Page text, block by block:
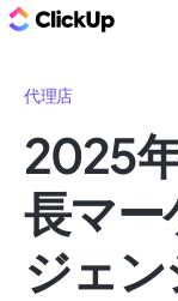
代理店
2025
長マ
ジェ